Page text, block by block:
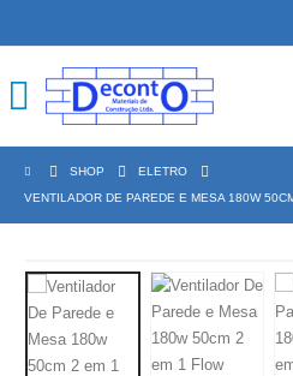
SHOP
ELETRO
VENTILADOR DE PAREDE E MESA 180W